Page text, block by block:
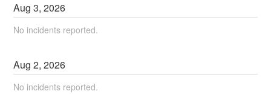
Aug3,2026
No incidents reported.
Aug2,2026
No incidents reported.